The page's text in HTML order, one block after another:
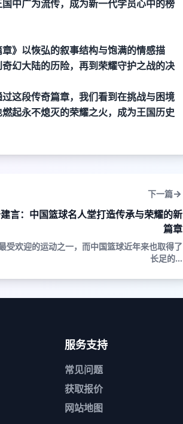
中广为流传，成为新一代学员心中的榜
》以恢弘的叙事结构与饱满的情感描
幻大陆的历险，再到荣耀守护之战的决
这段传奇篇章，我们看到在挑战与困境
起永不熄灭的荣耀之火，成为王国历史
下一篇
言：中国篮球名人堂打造传承与荣耀的新
篇章
受欢迎的运动之一，而中国篮球近年来也取得了
长足的...
服务支持
常见问题
获取报价
网站地图